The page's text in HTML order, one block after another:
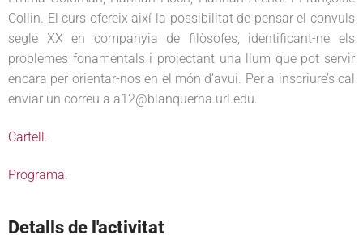
Collin. El curs ofereix així la possibilitat de pensar el convuls
segle XX en companyia de filòsofes, identificant-ne els
problemes fonamentals i projectant una llum que pot servir
encara per orientar-nos en el món d’avui. Per a inscriure’s cal
enviar un correu a a12@blanquerna.url.edu.
Cartell.
Programa.
Detalls de l'activitat